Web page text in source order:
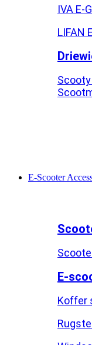
IVA E-
LIFAN
E-Scooter
E-
Koffer